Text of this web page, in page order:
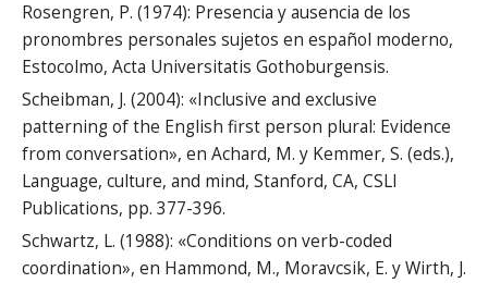
Rosengren, P. (1974): Presencia y ausencia de los
pronombres personales sujetos en español moderno,
Estocolmo, Acta Universitatis Gothoburgensis.
Scheibman, J. (2004): «Inclusive and exclusive
patterning of the English first person plural: Evidence
from conversation», en Achard, M. y Kemmer, S. (eds.),
Language, culture, and mind, Stanford, CA, CSLI
Publications, pp. 377-396.
Schwartz, L. (1988): «Conditions on verb-coded
coordination», en Hammond, M., Moravcsik, E. y Wirth, J.